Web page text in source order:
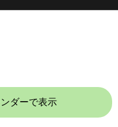
ダーで表示